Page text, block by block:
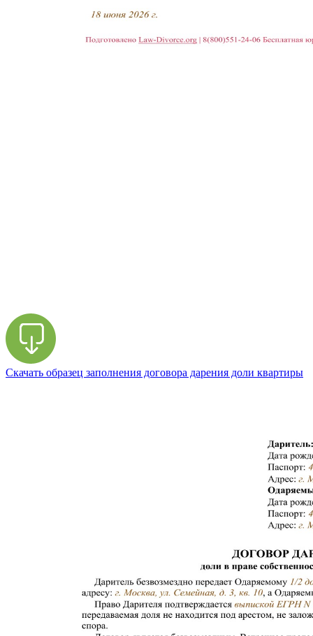
Скачать образец заполнения договора дарения доли квартиры